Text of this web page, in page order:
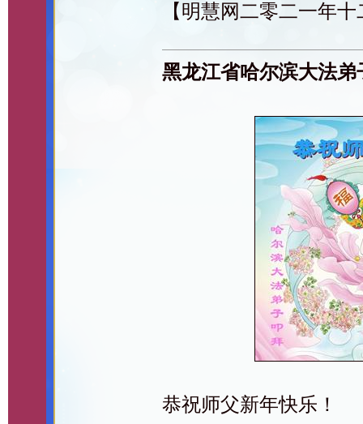
【明慧网二零二一年
黑龙江省哈尔滨大法
恭祝师父新年快乐！